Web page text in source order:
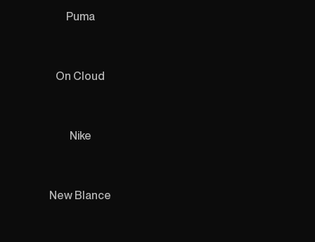
Puma
On Cloud
Nike
New Blance